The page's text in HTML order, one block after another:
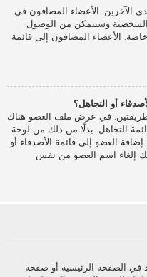
الآخرين. الأعضاء المضافون في
الشخصية وستتمكن من الوصول
الأعضاء المضافون إلى قائمة
أو التجاهل؟
في عرض ملف العضو هناك
التجاهل. بدلًا من ذلك من لوحة
العضو إلى قائمة الأصدقاء أو
إلغاء اسم العضو من نفس
في الصفحة الرئيسية أو صفحة